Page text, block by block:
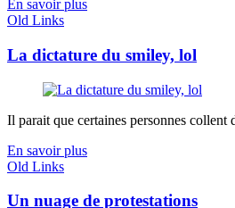
En savoir plus
Old Links
La dictature du smiley, lol
Il parait que certaines personnes
En savoir plus
Old Links
Un nuage de protestations